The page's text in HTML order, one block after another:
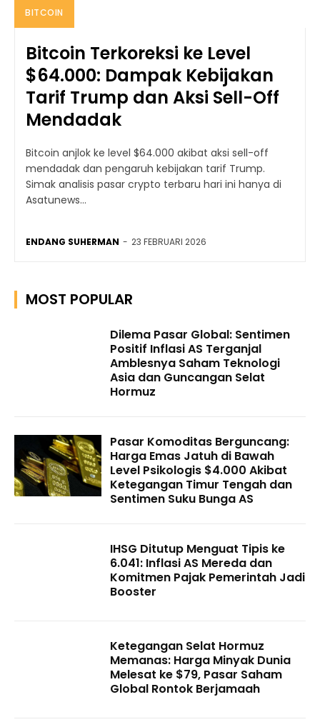
BITCOIN
Bitcoin Terkoreksi ke Level
$64.000: Dampak Kebijakan
Tarif Trump dan Aksi Sell-Off
Mendadak
Bitcoin anjlok ke level $64.000 akibat aksi sell-off
mendadak dan pengaruh kebijakan tarif Trump.
Simak analisis pasar crypto terbaru hari ini hanya di
Asatunews...
ENDANG SUHERMAN - 23 FEBRUARI 2026
MOST POPULAR
Dilema Pasar Global: Sentimen
Positif Inflasi AS Terganjal
Amblesnya Saham Teknologi
Asia dan Guncangan Selat
Hormuz
Pasar Komoditas Berguncang:
Harga Emas Jatuh di Bawah
Level Psikologis $4.000 Akibat
Ketegangan Timur Tengah dan
Sentimen Suku Bunga AS
IHSG Ditutup Menguat Tipis ke
6.041: Inflasi AS Mereda dan
Komitmen Pajak Pemerintah Jadi
Booster
Ketegangan Selat Hormuz
Memanas: Harga Minyak Dunia
Melesat ke $79, Pasar Saham
Global Rontok Berjamaah